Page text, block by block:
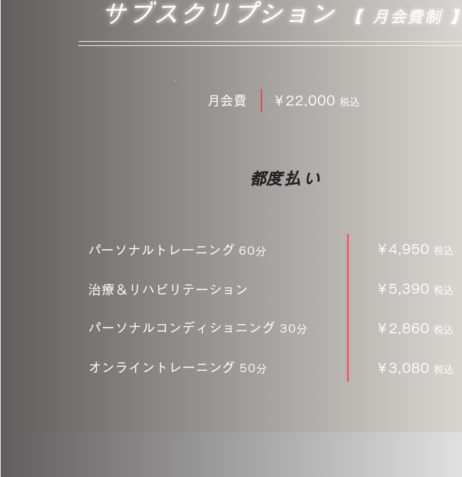
サブスクリプション 【 月会費制 】
月会費 ￥22,000 税込
​​パーソナルトレーニング 60分
治療＆リハビリテーション
パーソナルコンディショニング 30分
オンライントレーニング 50分
​​￥4,950 税込
￥5,390 税込
￥2,860 税込
￥3,080 税込
​都度払い